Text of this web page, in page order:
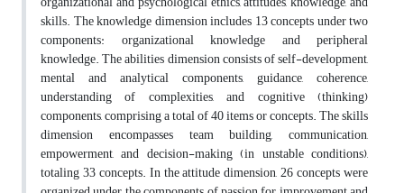
skills. The knowledge dimension includes 13 concepts under two
components: organizational knowledge and peripheral
knowledge. The abilities dimension consists of self-development,
mental and analytical components, guidance, coherence,
understanding of complexities, and cognitive (thinking)
components, comprising a total of 40 items or concepts. The skills
dimension encompasses team building, communication,
empowerment, and decision-making (in unstable conditions),
totaling 33 concepts. In the attitude dimension, 26 concepts were